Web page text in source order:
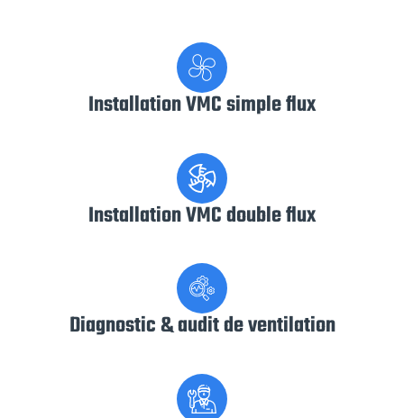
Installation VMC simple flux
Installation VMC double flux
Diagnostic & audit de ventilation